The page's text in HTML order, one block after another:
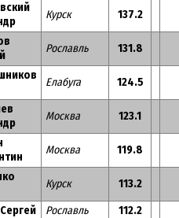
Курск 137.2
Рославль 131.8
Елабуга 124.5
Москва 123.1
Москва 119.8
Курск 113.2
Рославль 112.2